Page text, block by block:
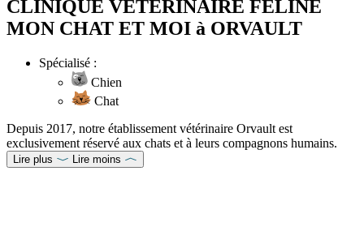
CLINIQUE VETERINAIRE FELINE
MON CHAT ET MOI à ORVAULT
Spécialisé :
Chien
Chat
Depuis 2017, notre établissement vétérinaire Orvault est
exclusivement réservé aux chats et à leurs compagnons humains.
Lire plus Lire moins